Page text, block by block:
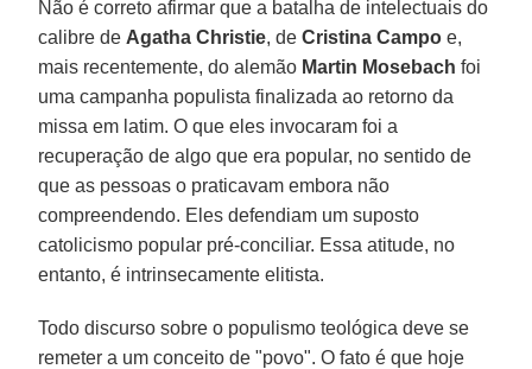
Não é correto afirmar que a batalha de intelectuais do
calibre de Agatha Christie, deCristina Campo e,
mais recentemente, do alemão Martin Mosebach foi
uma campanha populista finalizada ao retorno da
missa em latim. O que eles invocaram foi a
recuperação de algo que era popular, no sentido de
que as pessoas o praticavam embora não
compreendendo. Eles defendiam um suposto
catolicismo popular pré-conciliar. Essa atitude, no
entanto, é intrinsecamente elitista.
Todo discurso sobre o populismo teológica deve se
remeter a um conceito de "povo". O fato é que hoje